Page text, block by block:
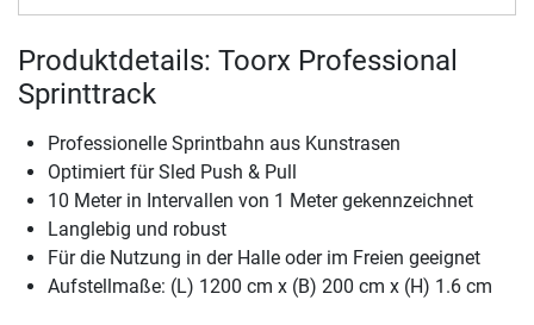
Produktdetails: Toorx Professional
Sprinttrack
Professionelle Sprintbahn aus Kunstrasen
Optimiert für Sled Push & Pull
10 Meter in Intervallen von 1 Meter gekennzeichnet
Langlebig und robust
Für die Nutzung in der Halle oder im Freien geeignet
Aufstellmaße: (L) 1200 cm x (B) 200 cm x (H) 1.6 cm